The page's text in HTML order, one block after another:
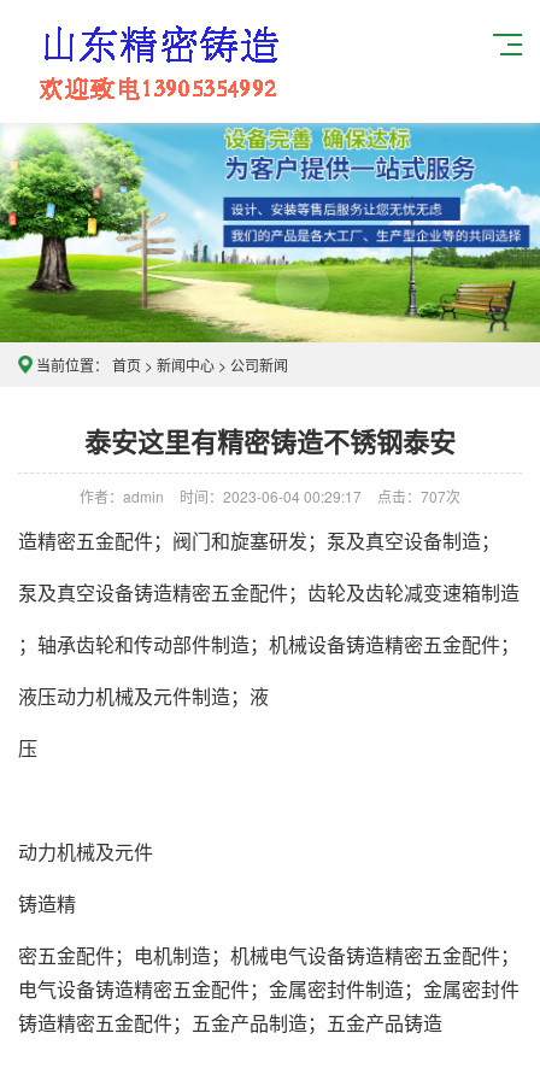
当前位置： 首页 > 新闻中心 > 公司新闻
泰安这里有精密铸造不锈钢泰安
作者：admin 时间：2023-06-04 00:29:17 点击： 707次
造精密五金配件；阀门和旋塞研发；泵及真空设备制造；
泵及真空设备铸造精密五金配件；齿轮及齿轮减变速箱制造
；轴承齿轮和传动部件制造；机械设备铸造精密五金配件；
液压动力机械及元件制造；液
压
动力机械及元件
铸造精
密五金配件；电机制造；机械电气设备铸造精密五金配件；
电气设备铸造精密五金配件；金属密封件制造；金属密封件
铸造精密五金配件；五金产品制造；五金产品铸造